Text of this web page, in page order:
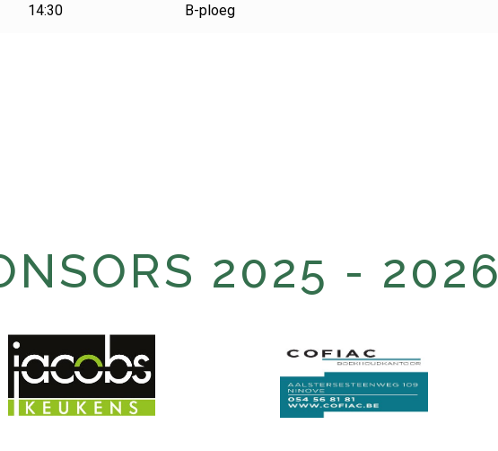
14:30 B-ploeg
2025 - 2026